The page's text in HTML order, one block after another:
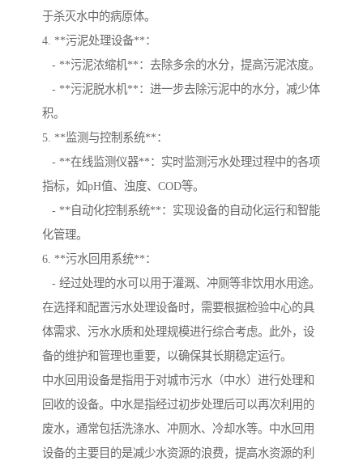
于杀灭水中的病原体。
4. **污泥处理设备**：
- **污泥浓缩机**：去除多余的水分，提高污泥浓度。
- **污泥脱水机**：进一步去除污泥中的水分，减少体
积。
5. **监测与控制系统**：
- **在线监测仪器**：实时监测污水处理过程中的各项
指标，如pH值、浊度、COD等。
- **自动化控制系统**：实现设备的自动化运行和智能
化管理。
6. **污水回用系统**：
- 经过处理的水可以用于灌溉、冲厕等非饮用水用途。
在选择和配置污水处理设备时，需要根据检验中心的具
体需求、污水水质和处理规模进行综合考虑。此外，设
备的维护和管理也重要，以确保其长期稳定运行。
中水回用设备是指用于对城市污水（中水）进行处理和
回收的设备。中水是指经过初步处理后可以再次利用的
废水，通常包括洗涤水、冲厕水、冷却水等。中水回用
设备的主要目的是减少水资源的浪费，提高水资源的利